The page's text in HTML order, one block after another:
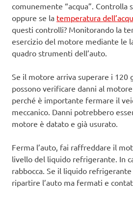
comunemente “acqua”. Controlla
oppure se la temperatura
questi controlli? Monitorando la
esercizio del motore mediante le
quadro strumenti dell’auto.
Se il motore arriva superare i 120
possono verificare danni al
perché è importante fermare il
meccanico. Danni potrebbero
motore è datato e già usurato.
Ferma l’auto, fai raffreddare il
livello del liquido refrigerante. In
rabbocca. Se il liquido
ripartire l’auto ma fermati e